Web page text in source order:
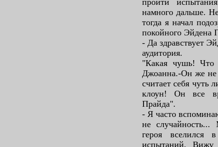
намного дальше.
тогда я начал
покойного Эйдена
- Да здравствует
аудитория.
"Какая чушь!
Джоанна.-Он же не
считает себя чуть
клоун! Он все
Прайда".
- Я часто
не
героя вселился
испытаний. Вижу